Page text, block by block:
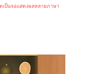
ดเป็นจอแสดงผลหลายภาษา